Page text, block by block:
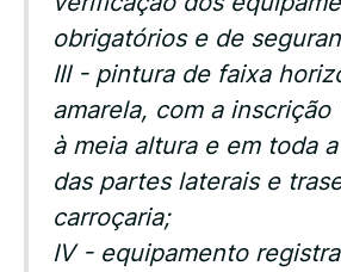
obrigatórios e de
III - pintura de faixa
amarela, com a inscrição
à meia altura e em toda
das partes laterais e
carroçaria;
IV - equipamento